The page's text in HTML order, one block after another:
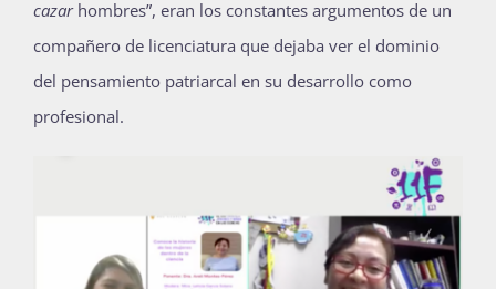
cazarhombres”, eran los constantes argumentos de un
compañero de licenciatura que dejaba ver el dominio
del pensamiento patriarcal en su desarrollo como
profesional.